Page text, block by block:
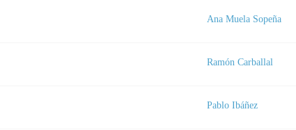
Ana Muela Sopeña
Ramón Carballal
Pablo Ibáñez